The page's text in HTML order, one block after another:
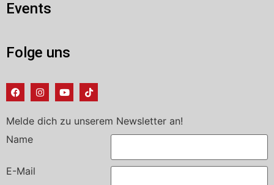
Events
Folge uns
Melde dich zu unserem Newsletter an!
Name
E-Mail